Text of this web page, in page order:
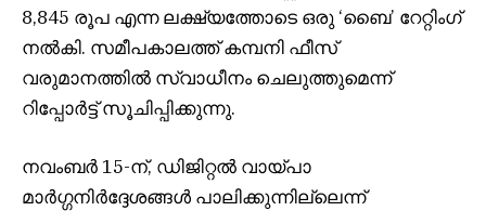
8,845 രൂപ എന്ന ലക്ഷ്യത്തോടെ ഒരു ‘ബൈ’ റേറ്റിംഗ്
നൽകി. സമീപകാലത്ത് കമ്പനി ഫീസ്
വരുമാനത്തിൽ സ്വാധീനം ചെലുത്തുമെന്ന്
റിപ്പോർട്ട് സൂചിപ്പിക്കുന്നു.
നവംബർ 15-ന്, ഡിജിറ്റൽ വായ്പാ
മാർഗ്ഗനിർദ്ദേശങ്ങൾ പാലിക്കുന്നില്ലെന്ന്